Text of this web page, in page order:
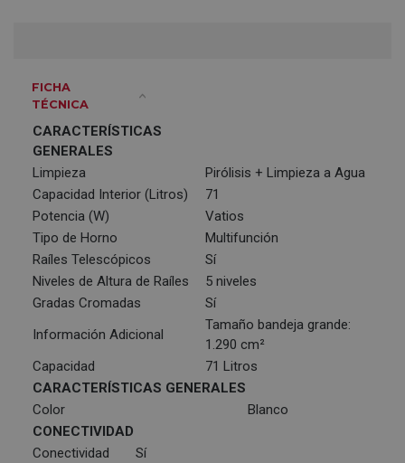
FICHA
TÉCNICA
CARACTERÍSTICAS
GENERALES
Limpieza
Pirólisis + Limpieza a Agua
Capacidad Interior (Litros)
71
Potencia (W)
Vatios
Tipo de Horno
Multifunción
Raíles Telescópicos
Sí
Niveles de Altura de Raíles
5 niveles
Gradas Cromadas
Sí
Información Adicional
Tamaño bandeja grande:
1.290 cm²
Capacidad
71 Litros
CARACTERÍSTICAS GENERALES
Color
Blanco
CONECTIVIDAD
Conectividad
Sí